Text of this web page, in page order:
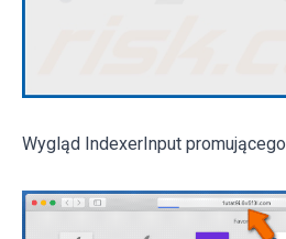
Wygląd IndexerInput promującego